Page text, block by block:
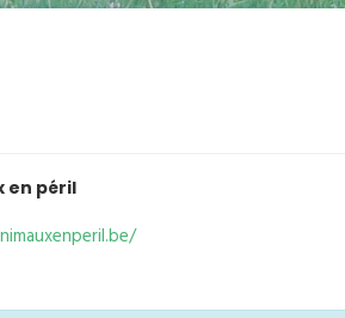
en péril